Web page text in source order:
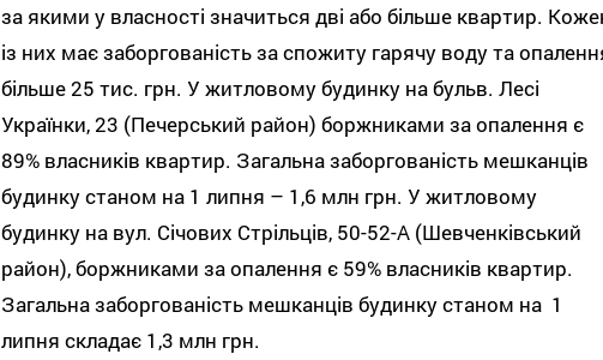
за якими у власності значиться дві або більше квартир.
із них має заборгованість за спожиту гарячу воду та
більше 25 тис. грн. У житловому будинку на бульв. Лесі
Українки, 23 (Печерський район) боржниками за опалення є
89% власників квартир. Загальна заборгованість мешканців
будинку станом на 1 липня – 1,6 млн грн. У житловому
будинку на вул. Січових Стрільців, 50-52-А (Шевченківський
район), боржниками за опалення є 59% власників квартир.
Загальна заборгованість мешканців будинку станом на 1
липня складає 1,3 млн грн.